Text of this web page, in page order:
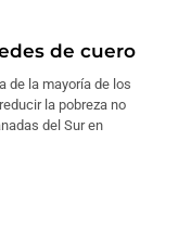
de cuero
de la mayoría de los
la pobreza no
del Sur en